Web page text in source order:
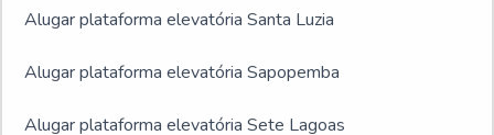
Alugar plataforma elevatória Santa Luzia
Alugar plataforma elevatória Sapopemba
Alugar plataforma elevatória Sete Lagoas